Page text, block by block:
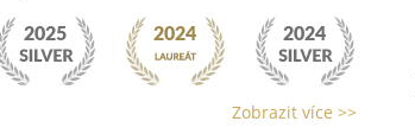
Zobrazit více >>